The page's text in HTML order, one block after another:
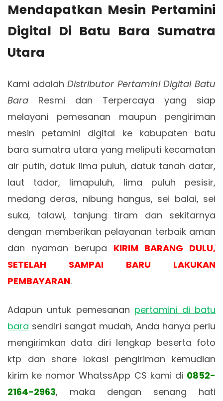
Mendapatkan Mesin Pertamini
Digital Di Batu Bara Sumatra
Utara
Kami adalahDistributor Pertamini Digital Batu
Bara Resmi dan Terpercaya yang siap
melayani pemesanan maupun pengiriman
mesin petamini digital ke kabupaten batu
bara sumatra utara yang meliputi kecamatan
air putih, datuk lima puluh, datuk tanah datar,
laut tador, limapuluh, lima puluh pesisir,
medang deras, nibung hangus, sei balai, sei
suka, talawi, tanjung tiram dan sekitarnya
dengan memberikan pelayanan terbaik aman
dan nyaman berupa KIRIM BARANG DULU,
SETELAH SAMPAI BARU LAKUKAN
PEMBAYARAN.
Adapun untuk pemesanan pertamini di batu
bara sendiri sangat mudah, Anda hanya perlu
mengirimkan data diri lengkap beserta foto
ktp dan share lokasi pengiriman kemudian
kirim ke nomor WhatssApp CS kami di 0852-
2164-2963, maka dengan senang hati